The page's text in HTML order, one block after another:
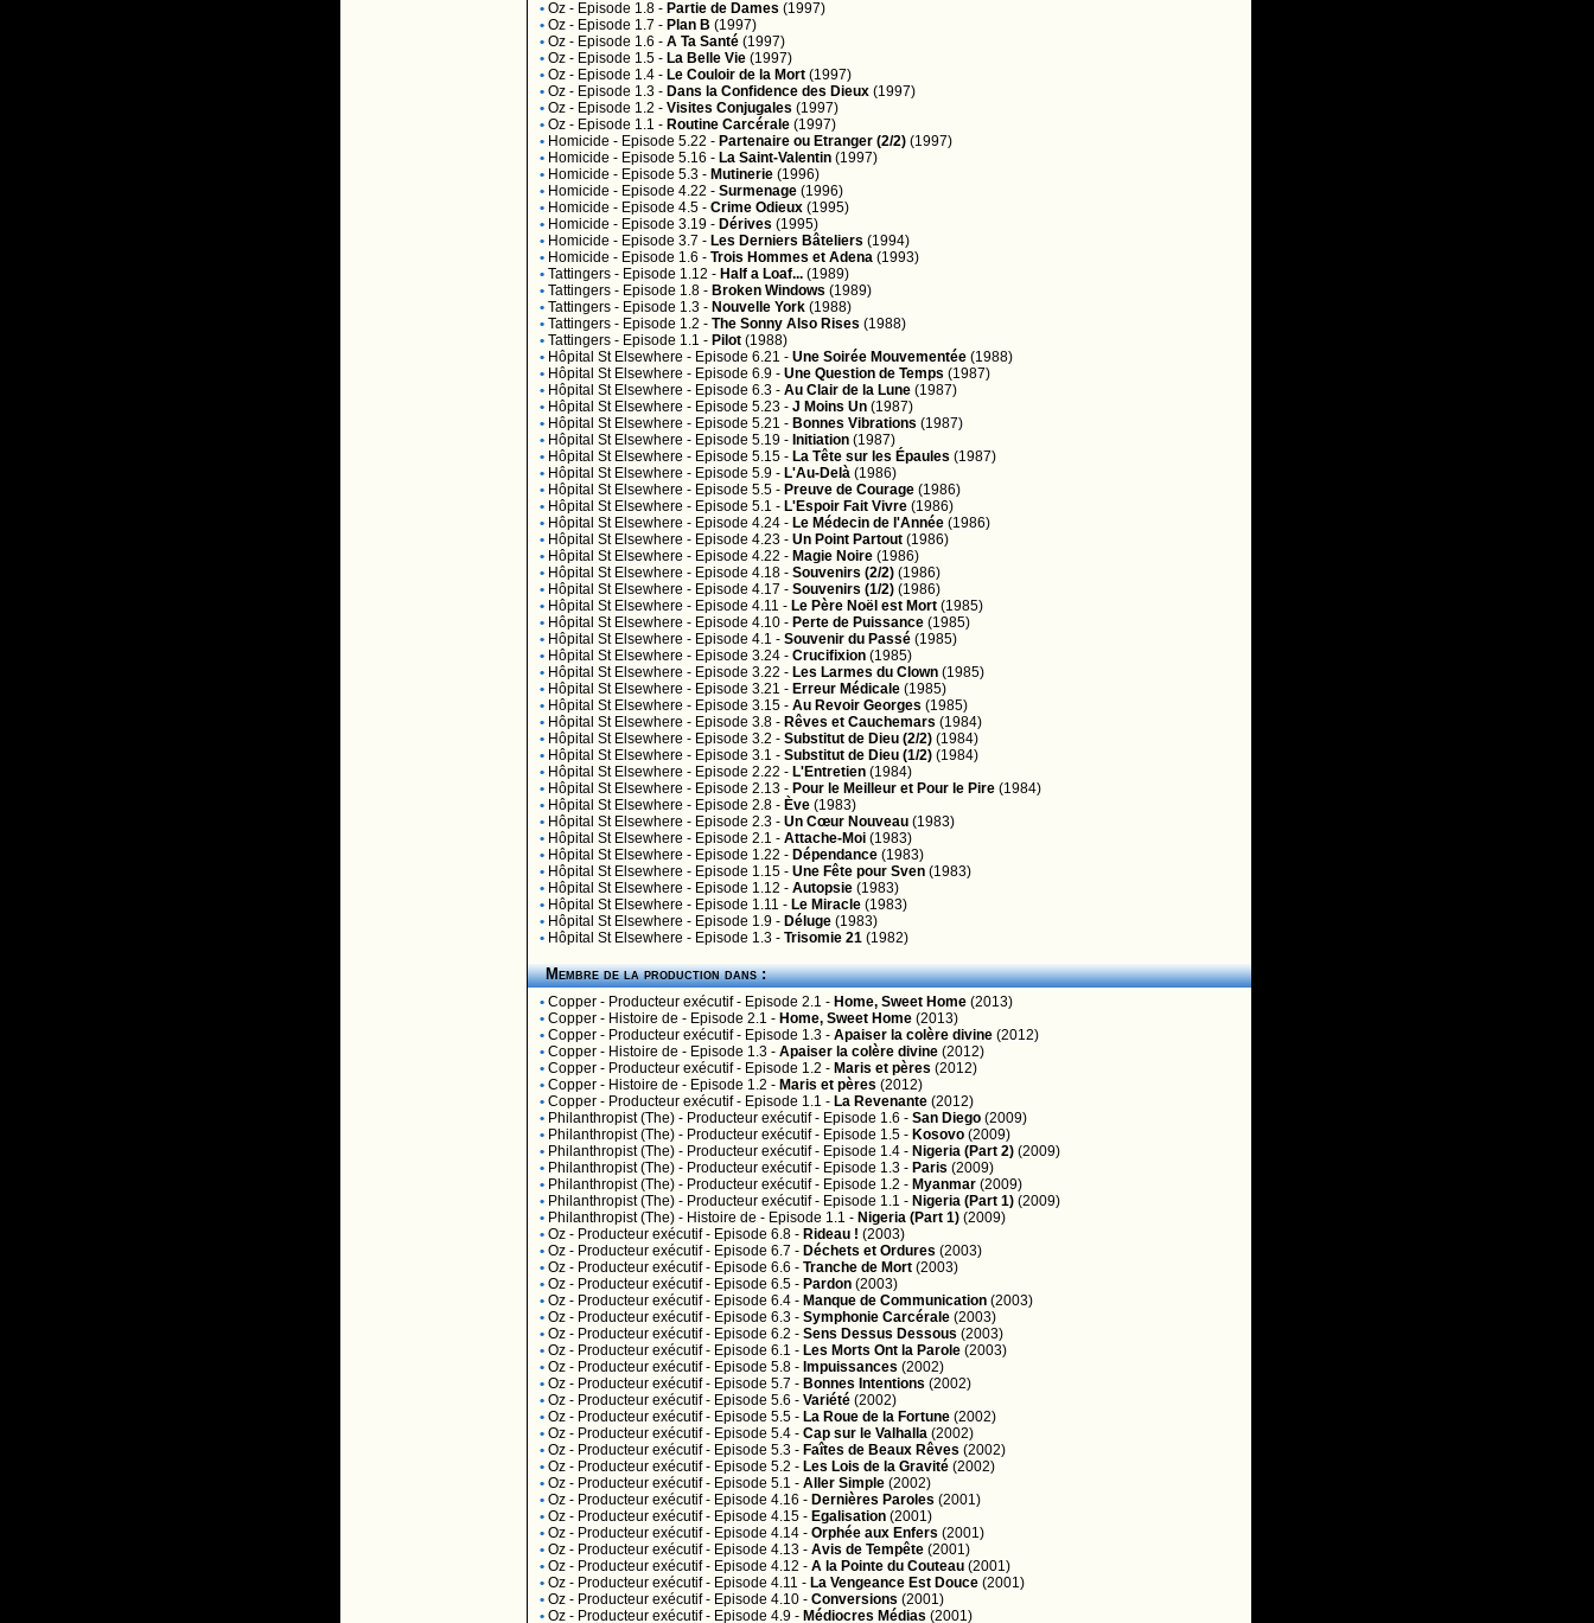
• Oz - Episode 1.8 - Partie de Dames (1997)
• Oz - Episode 1.7 - Plan B (1997)
• Oz - Episode 1.6 - A Ta Santé (1997)
• Oz - Episode 1.5 - La Belle Vie (1997)
• Oz - Episode 1.4 - Le Couloir de la Mort (1997)
• Oz - Episode 1.3 - Dans la Confidence des Dieux (1997)
• Oz - Episode 1.2 - Visites Conjugales (1997)
• Oz - Episode 1.1 - Routine Carcérale (1997)
• Homicide - Episode 5.22 - Partenaire ou Etranger (2/2) (1997)
• Homicide - Episode 5.16 - La Saint-Valentin (1997)
• Homicide - Episode 5.3 - Mutinerie (1996)
• Homicide - Episode 4.22 - Surmenage (1996)
• Homicide - Episode 4.5 - Crime Odieux (1995)
• Homicide - Episode 3.19 - Dérives (1995)
• Homicide - Episode 3.7 - Les Derniers Bâteliers (1994)
• Homicide - Episode 1.6 - Trois Hommes et Adena (1993)
• Tattingers - Episode 1.12 - Half a Loaf... (1989)
• Tattingers - Episode 1.8 - Broken Windows (1989)
• Tattingers - Episode 1.3 - Nouvelle York (1988)
• Tattingers - Episode 1.2 - The Sonny Also Rises (1988)
• Tattingers - Episode 1.1 - Pilot (1988)
• Hôpital St Elsewhere - Episode 6.21 - Une Soirée Mouvementée (1988)
• Hôpital St Elsewhere - Episode 6.9 - Une Question de Temps (1987)
• Hôpital St Elsewhere - Episode 6.3 - Au Clair de la Lune (1987)
• Hôpital St Elsewhere - Episode 5.23 - J Moins Un (1987)
• Hôpital St Elsewhere - Episode 5.21 - Bonnes Vibrations (1987)
• Hôpital St Elsewhere - Episode 5.19 - Initiation (1987)
• Hôpital St Elsewhere - Episode 5.15 - La Tête sur les Épaules (1987)
• Hôpital St Elsewhere - Episode 5.9 - L'Au-Delà (1986)
• Hôpital St Elsewhere - Episode 5.5 - Preuve de Courage (1986)
• Hôpital St Elsewhere - Episode 5.1 - L'Espoir Fait Vivre (1986)
• Hôpital St Elsewhere - Episode 4.24 - Le Médecin de l'Année (1986)
• Hôpital St Elsewhere - Episode 4.23 - Un Point Partout (1986)
• Hôpital St Elsewhere - Episode 4.22 - Magie Noire (1986)
• Hôpital St Elsewhere - Episode 4.18 - Souvenirs (2/2) (1986)
• Hôpital St Elsewhere - Episode 4.17 - Souvenirs (1/2) (1986)
• Hôpital St Elsewhere - Episode 4.11 - Le Père Noël est Mort (1985)
• Hôpital St Elsewhere - Episode 4.10 - Perte de Puissance (1985)
• Hôpital St Elsewhere - Episode 4.1 - Souvenir du Passé (1985)
• Hôpital St Elsewhere - Episode 3.24 - Crucifixion (1985)
• Hôpital St Elsewhere - Episode 3.22 - Les Larmes du Clown (1985)
• Hôpital St Elsewhere - Episode 3.21 - Erreur Médicale (1985)
• Hôpital St Elsewhere - Episode 3.15 - Au Revoir Georges (1985)
• Hôpital St Elsewhere - Episode 3.8 - Rêves et Cauchemars (1984)
• Hôpital St Elsewhere - Episode 3.2 - Substitut de Dieu (2/2) (1984)
• Hôpital St Elsewhere - Episode 3.1 - Substitut de Dieu (1/2) (1984)
• Hôpital St Elsewhere - Episode 2.22 - L'Entretien (1984)
• Hôpital St Elsewhere - Episode 2.13 - Pour le Meilleur et Pour le Pire (1984)
• Hôpital St Elsewhere - Episode 2.8 - Ève (1983)
• Hôpital St Elsewhere - Episode 2.3 - Un Cœur Nouveau (1983)
• Hôpital St Elsewhere - Episode 2.1 - Attache-Moi (1983)
• Hôpital St Elsewhere - Episode 1.22 - Dépendance (1983)
• Hôpital St Elsewhere - Episode 1.15 - Une Fête pour Sven (1983)
• Hôpital St Elsewhere - Episode 1.12 - Autopsie (1983)
• Hôpital St Elsewhere - Episode 1.11 - Le Miracle (1983)
• Hôpital St Elsewhere - Episode 1.9 - Déluge (1983)
• Hôpital St Elsewhere - Episode 1.3 - Trisomie 21 (1982)
Membre de la production dans :
• Copper - Producteur exécutif - Episode 2.1 - Home, Sweet Home (2013)
• Copper - Histoire de - Episode 2.1 - Home, Sweet Home (2013)
• Copper - Producteur exécutif - Episode 1.3 - Apaiser la colère divine (2012)
• Copper - Histoire de - Episode 1.3 - Apaiser la colère divine (2012)
• Copper - Producteur exécutif - Episode 1.2 - Maris et pères (2012)
• Copper - Histoire de - Episode 1.2 - Maris et pères (2012)
• Copper - Producteur exécutif - Episode 1.1 - La Revenante (2012)
• Philanthropist (The) - Producteur exécutif - Episode 1.6 - San Diego (2009)
• Philanthropist (The) - Producteur exécutif - Episode 1.5 - Kosovo (2009)
• Philanthropist (The) - Producteur exécutif - Episode 1.4 - Nigeria (Part 2) (2009)
• Philanthropist (The) - Producteur exécutif - Episode 1.3 - Paris (2009)
• Philanthropist (The) - Producteur exécutif - Episode 1.2 - Myanmar (2009)
• Philanthropist (The) - Producteur exécutif - Episode 1.1 - Nigeria (Part 1) (2009)
• Philanthropist (The) - Histoire de - Episode 1.1 - Nigeria (Part 1) (2009)
• Oz - Producteur exécutif - Episode 6.8 - Rideau ! (2003)
• Oz - Producteur exécutif - Episode 6.7 - Déchets et Ordures (2003)
• Oz - Producteur exécutif - Episode 6.6 - Tranche de Mort (2003)
• Oz - Producteur exécutif - Episode 6.5 - Pardon (2003)
• Oz - Producteur exécutif - Episode 6.4 - Manque de Communication (2003)
• Oz - Producteur exécutif - Episode 6.3 - Symphonie Carcérale (2003)
• Oz - Producteur exécutif - Episode 6.2 - Sens Dessus Dessous (2003)
• Oz - Producteur exécutif - Episode 6.1 - Les Morts Ont la Parole (2003)
• Oz - Producteur exécutif - Episode 5.8 - Impuissances (2002)
• Oz - Producteur exécutif - Episode 5.7 - Bonnes Intentions (2002)
• Oz - Producteur exécutif - Episode 5.6 - Variété (2002)
• Oz - Producteur exécutif - Episode 5.5 - La Roue de la Fortune (2002)
• Oz - Producteur exécutif - Episode 5.4 - Cap sur le Valhalla (2002)
• Oz - Producteur exécutif - Episode 5.3 - Faîtes de Beaux Rêves (2002)
• Oz - Producteur exécutif - Episode 5.2 - Les Lois de la Gravité (2002)
• Oz - Producteur exécutif - Episode 5.1 - Aller Simple (2002)
• Oz - Producteur exécutif - Episode 4.16 - Dernières Paroles (2001)
• Oz - Producteur exécutif - Episode 4.15 - Egalisation (2001)
• Oz - Producteur exécutif - Episode 4.14 - Orphée aux Enfers (2001)
• Oz - Producteur exécutif - Episode 4.13 - Avis de Tempête (2001)
• Oz - Producteur exécutif - Episode 4.12 - A la Pointe du Couteau (2001)
• Oz - Producteur exécutif - Episode 4.11 - La Vengeance Est Douce (2001)
• Oz - Producteur exécutif - Episode 4.10 - Conversions (2001)
• Oz - Producteur exécutif - Episode 4.9 - Médiocres Médias (2001)